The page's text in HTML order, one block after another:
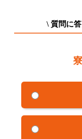
\ 質問に答